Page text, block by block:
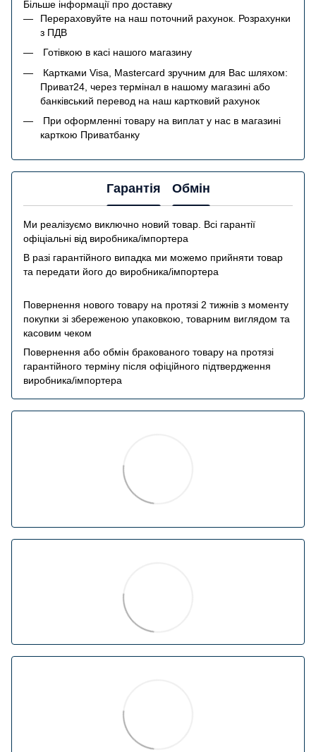
Більше інформації про доставку
Перераховуйте на наш поточний рахунок. Розрахунки
з ПДВ
Готівкою в касі нашого магазину
Картками Visa, Mastercard зручним для Вас шляхом:
Приват24, через термінал в нашому магазині або
банківський перевод на наш картковий рахунок
При оформленні товару на виплат у нас в магазині
карткою Приватбанку
Гарантія Обмін
Ми реалізуємо виключно новий товар. Всі гарантії
офіціальні від виробника/імпортера
В разі гарантійного випадка ми можемо прийняти товар
та передати його до виробника/імпортера
Повернення нового товару на протязі 2 тижнів з моменту
покупки зі збереженою упаковкою, товарним виглядом та
касовим чеком
Повернення або обмін бракованого товару на протязі
гарантійного терміну після офіційного підтвердження
виробника/імпортера